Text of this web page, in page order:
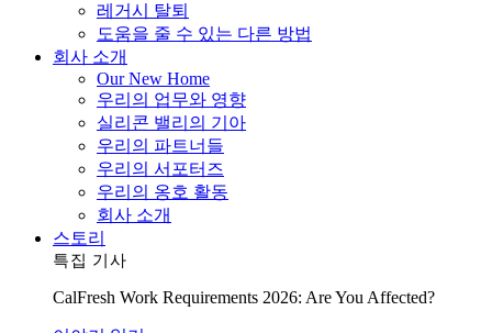
레거시 탈퇴
도움을 줄 수 있는 다른 방법
회사 소개
Our New Home
우리의 업무와 영향
실리콘 밸리의 기아
우리의 파트너들
우리의 서포터즈
우리의 옹호 활동
회사 소개
스토리
특집 기사
CalFresh Work Requirements 2026: Are You Affected?